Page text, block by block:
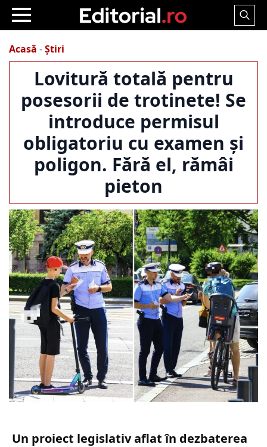
Search
Acasă -Știri
Lovitură totală pentru
posesorii de trotinete! Se
introduce permisul
obligatoriu cu examen și
poligon. Fără el, rămâi
pieton
Un proiect legislativ aflat în dezbaterea